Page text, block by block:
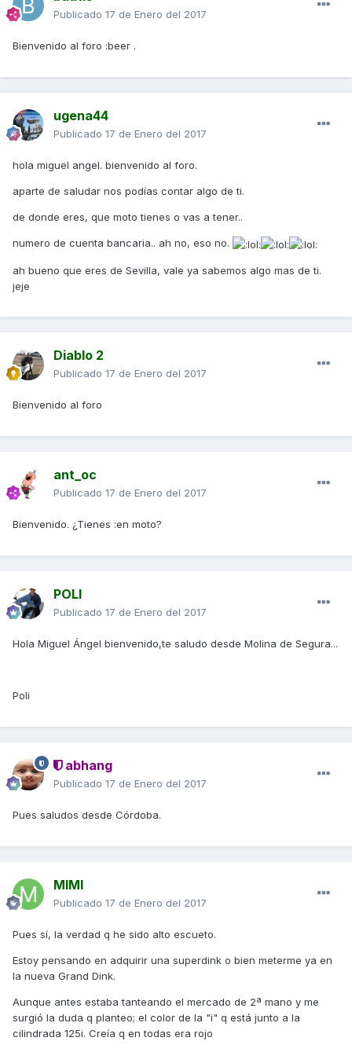
Publicado 17 de Enero del 2017
Bienvenido al foro :beer .
ugena44
Publicado 17 de Enero del 2017
hola miguel angel. bienvenido al foro.
aparte de saludar nos podías contar algo de ti.
de donde eres, que moto tienes o vas a tener..
numero de cuenta bancaria.. ah no, eso no.
ah bueno que eres de Sevilla, vale ya sabemos algo mas de ti.
jeje
Diablo 2
Publicado 17 de Enero del 2017
Bienvenido al foro
ant_oc
Publicado 17 de Enero del 2017
Bienvenido. ¿Tienes :en moto?
POLI
Publicado 17 de Enero del 2017
Hola Miguel Ángel bienvenido,te saludo desde Molina de Segura...
Poli
abhang
Publicado 17 de Enero del 2017
Pues saludos desde Córdoba.
MIMI
Publicado 17 de Enero del 2017
Pues sí, la verdad q he sido alto escueto.
Estoy pensando en adquirir una superdink o bien meterme ya en
la nueva Grand Dink.
Aunque antes estaba tanteando el mercado de 2ª mano y me
surgió la duda q planteo; el color de la "i" q está junto a la
cilindrada 125i. Creía q en todas era rojo